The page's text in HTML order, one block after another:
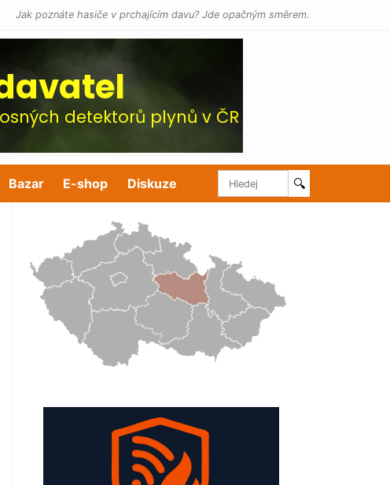
Jak poznáte hasiče v prchajícím davu? Jde opačným směrem.
Bazar E-shop Diskuze 🔍